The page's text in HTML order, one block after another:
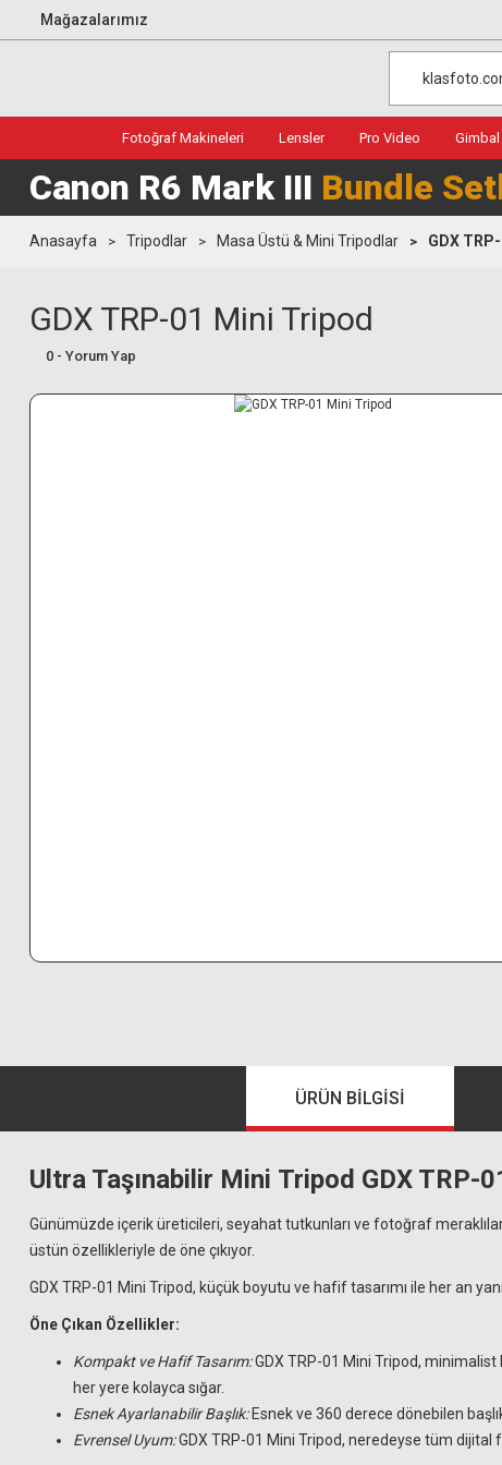
Mağazalarımız
Fotoğraf Makineleri Lensler Pro Video
Canon R6 Mark III Bundle
Anasayfa Tripodlar Masa Üstü & Mini Tripodlar GDX
GDX TRP-01 Mini Tripod
0 - Yorum Yap
ÜRÜN BILGISI
Ultra Taşınabilir Mini Tripod GDX TRP-
Günümüzde içerik üreticileri, seyahat tutkunları ve fotoğraf
üstün özellikleriyle de öne çıkıyor.
GDX TRP-01 Mini Tripod, küçük boyutu ve hafif tasarımı ile her an
Öne Çıkan Özellikler:
Kompakt ve Hafif Tasarım:GDX TRP-01 Mini Tripod, minimalist
her yere kolayca sığar.
Esnek Ayarlanabilir Başlık:Esnek ve 360 derece dönebilen
Evrensel Uyum:GDX TRP-01 Mini Tripod, neredeyse tüm dijital